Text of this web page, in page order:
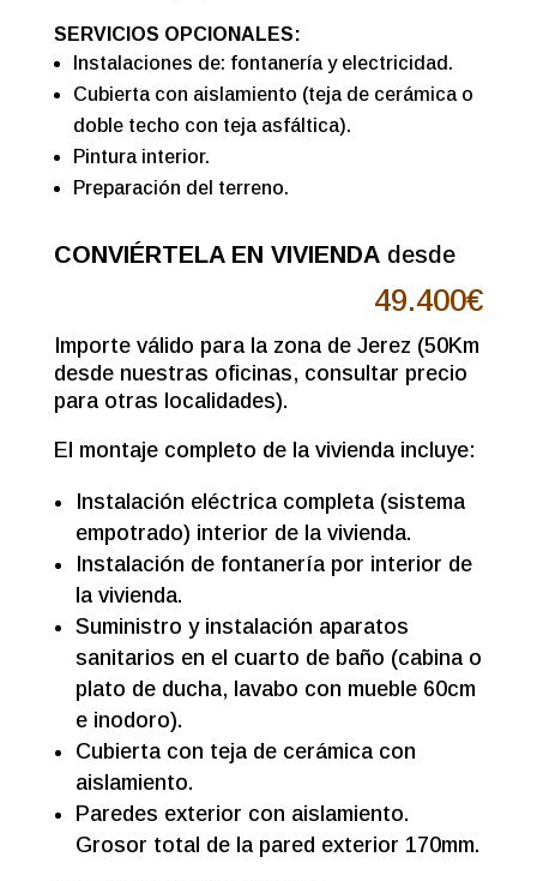
SERVICIOS OPCIONALES:
Instalaciones de: fontanería y electricidad.
Cubierta con aislamiento (teja de cerámica o
doble techo con teja asfáltica).
Pintura interior.
Preparación del terreno.
CONVIÉRTELA EN VIVIENDAdesde
49.400€
Importe válido para la zona de Jerez (50Km
desde nuestras oficinas, consultar precio
para otras localidades).
El montaje completo de la vivienda incluye:
Instalación eléctrica completa (sistema
empotrado) interior de la vivienda.
Instalación de fontanería por interior de
la vivienda.
Suministro y instalación aparatos
sanitarios en el cuarto de baño (cabina o
plato de ducha, lavabo con mueble 60cm
e inodoro).
Cubierta con teja de cerámica con
aislamiento.
Paredes exterior con aislamiento.
Grosor total de la pared exterior 170mm.